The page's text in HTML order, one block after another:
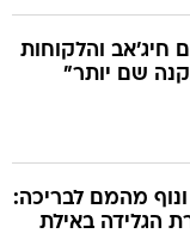
חיג'אב והלקוחות
שם יותר"
ונוף מהמם לבריכה:
הגלידה באילת